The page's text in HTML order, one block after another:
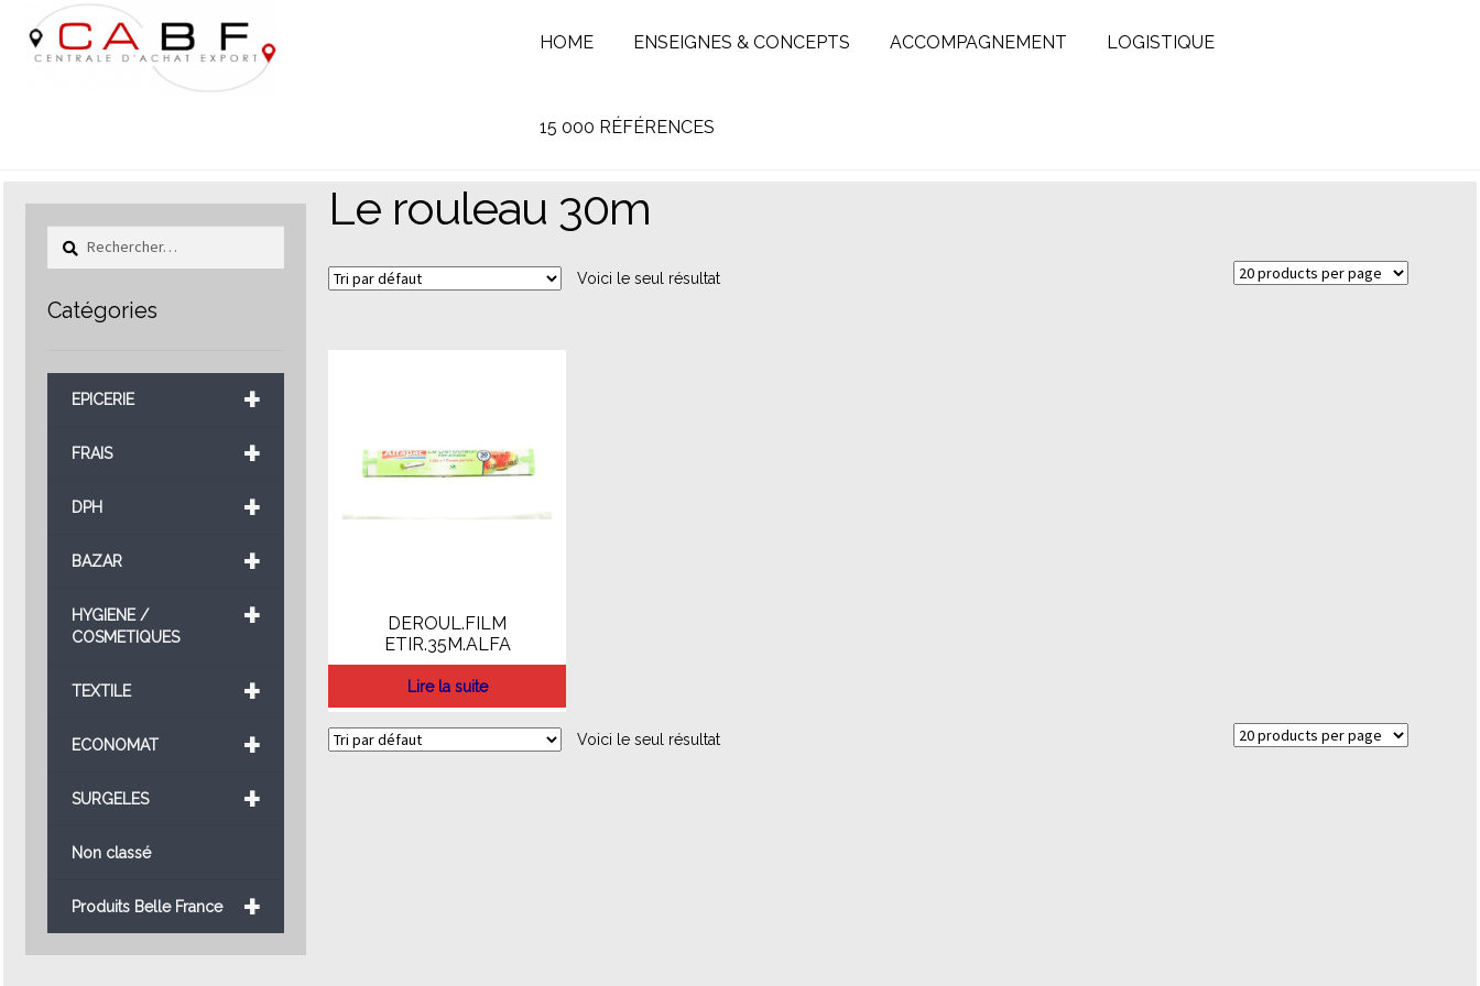
Aller
à
la
Aller
au
contenu
HOME ENSEIGNES & CONCEPTS ACCOMPAGNEMENT LOGISTIQUE
15 000 RÉFÉRENCES
Le rouleau 30m
Voici le seul résultat
DEROUL.FILM
ETIR.35M.ALFA
Lire la suite
Voici le seul résultat
Rechercher :
Catégories
+
EPICERIE
+
FRAIS
+
DPH
+
BAZAR
+
HYGIENE /
COSMETIQUES
+
TEXTILE
+
ECONOMAT
+
SURGELES
Non classé
+
Produits Belle France